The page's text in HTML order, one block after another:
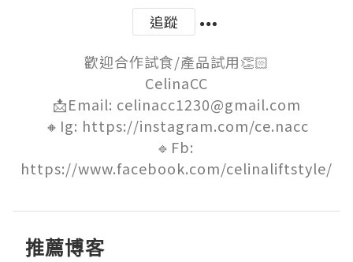
追蹤
歡迎合作試食/產品試用👏🏻
CelinaCC
📩Email: celinacc1230@gmail.com
🔸Ig: https://instagram.com/ce.nacc
🔹Fb:
https://www.facebook.com/celinaliftstyle/
推薦博客